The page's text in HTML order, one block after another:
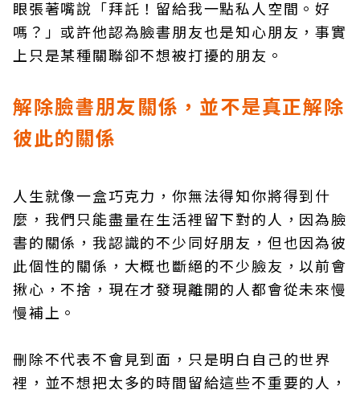
眼張著嘴說「拜託！留給我一點私人空間。好
嗎？」或許他認為臉書朋友也是知心朋友，事實
上只是某種關聯卻不想被打擾的朋友。
解除臉書朋友關係，並不是真正解除
彼此的關係
人生就像一盒巧克力，你無法得知你將得到什
麼，我們只能盡量在生活裡留下對的人，因為臉
書的關係，我認識的不少同好朋友，但也因為彼
此個性的關係，大概也斷絕的不少臉友，以前會
揪心，不捨，現在才發現離開的人都會從未來慢
慢補上。
刪除不代表不會見到面，只是明白自己的世界
裡，並不想把太多的時間留給這些不重要的人，